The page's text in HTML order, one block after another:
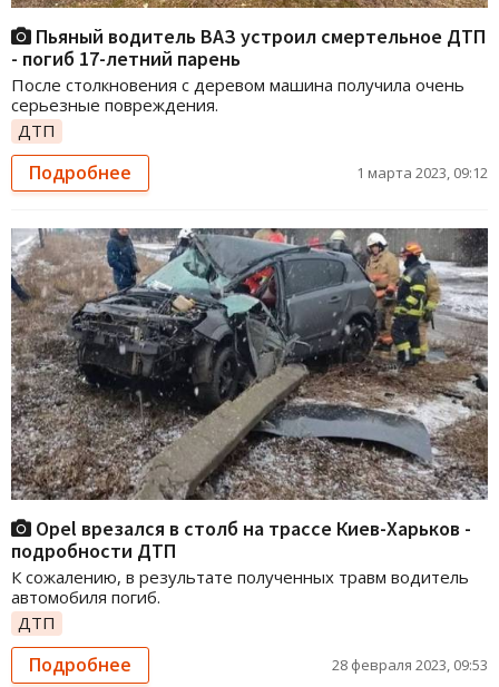
Пьяный водитель ВАЗ устроил смертельное ДТП
- погиб 17-летний парень
После столкновения с деревом машина получила очень
серьезные повреждения.
ДТП
Подробнее 1 марта 2023, 09:12
Opel врезался в столб на трассе Киев-Харьков -
подробности ДТП
К сожалению, в результате полученных травм водитель
автомобиля погиб.
ДТП
Подробнее 28 февраля 2023, 09:53